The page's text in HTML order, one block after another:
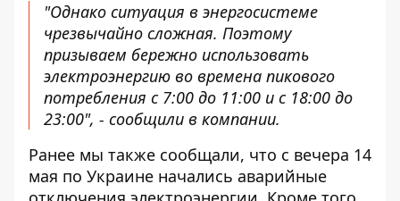
"Однако ситуация в энергосистеме
чрезвычайно сложная. Поэтому
призываем бережно использовать
электроэнергию во времена пикового
потребления с 7:00 до 11:00 и с 18:00 до
23:00", - сообщили в компании.
Ранее мы также сообщали, что с вечера 14
мая по Украине начались аварийные